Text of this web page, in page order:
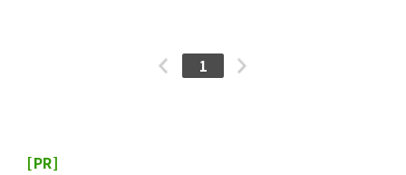
1
[PR]